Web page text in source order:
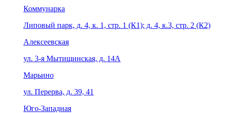
Коммунарка
Липовый парк, д. 4, к. 1, стр. 1 (К1); д. 4, к.3, стр. 2 (К2)
Алексеевская
ул. 3-я Мытищинская, д. 14А
Марьино
ул. Перерва, д. 39, 41
Юго-Западная